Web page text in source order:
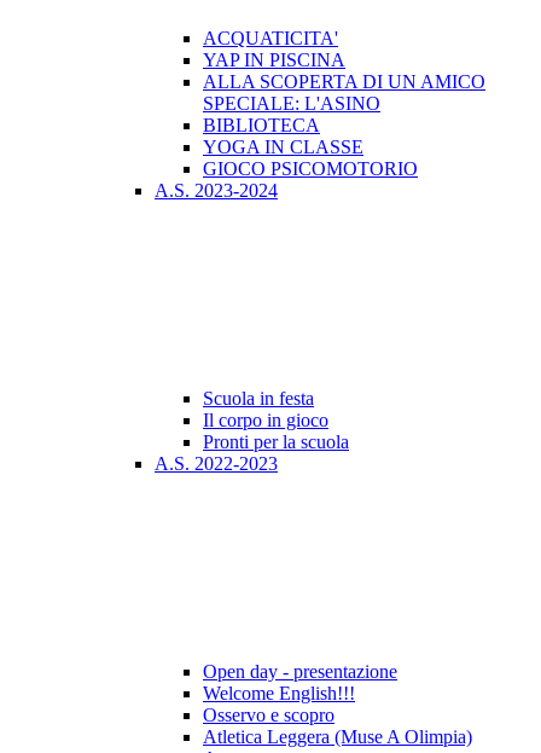
ACQUATICITA'
YAP IN PISCINA
ALLA SCOPERTA DI UN AMICO
SPECIALE: L'ASINO
BIBLIOTECA
YOGA IN CLASSE
GIOCO PSICOMOTORIO
A.S. 2023-2024
Scuola in festa
Il corpo in gioco
Pronti per la scuola
A.S. 2022-2023
Open day - presentazione
Welcome English!!!
Osservo e scopro
Atletica Leggera (Muse A Olimpia)